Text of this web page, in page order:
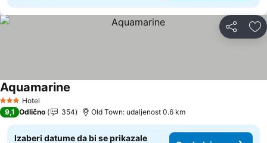
Deli
3 Zvezdice
Hotel
Aquamarine
9,1 Odlično 354 Old Town: udaljenost 0.6 km
Izaberi datume da bi se prikazale